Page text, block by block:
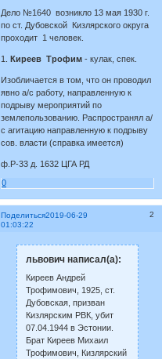
Дело №1640 возникло 13 мая 1930 г.
по ст. Дубовской Кизлярского округа
проходит 1 человек.
1.Киреев Трофим- кулак, спек.
Изобличается в том, что он проводил
явно а/с работу, направленную к
подрыву мероприятий по
землепользованию. Распространял а/
с агитацию направленную к подрыву
сов. власти (справка имеется)
ф.Р-33 д. 1632 ЦГА РД
0
Поделиться 2
2019-06-29
01:03:22
львович написал(а):
Киреев Андрей
Трофимович, 1925, ст.
Дубовская, призван
Кизлярским РВК, убит
07.04.1944 в Эстонии.
Брат Киреев Михаил
Трофимович, Кизлярский